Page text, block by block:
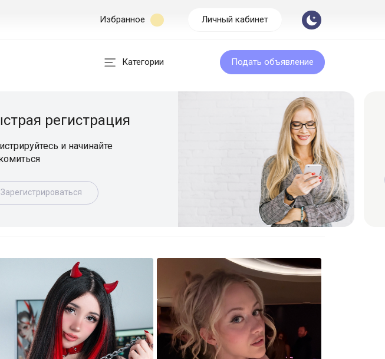
Избранное Личный кабинет
Категории Подать объявление
Бесплатная подача
Размещайте объявление легко и
Подать объявление